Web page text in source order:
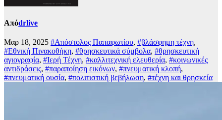
Απόdrlive
Μαρ 18, 2025 #Απόστολος Παπαφωτίου, #βλάσφημη τέχνη,
#Εθνική Πινακοθήκη, #θρησκευτικά σύμβολα, #θρησκευτική
αγιογραφία, #Ιερή Τέχνη, #καλλιτεχνική ελευθερία, #κοινωνικές
αντιδράσεις, #παραποίηση εικόνων, #πνευματική κλοπή,
#πνευματική ουσία, #πολιτιστική βεβήλωση, #τέχνη και θρησκεία